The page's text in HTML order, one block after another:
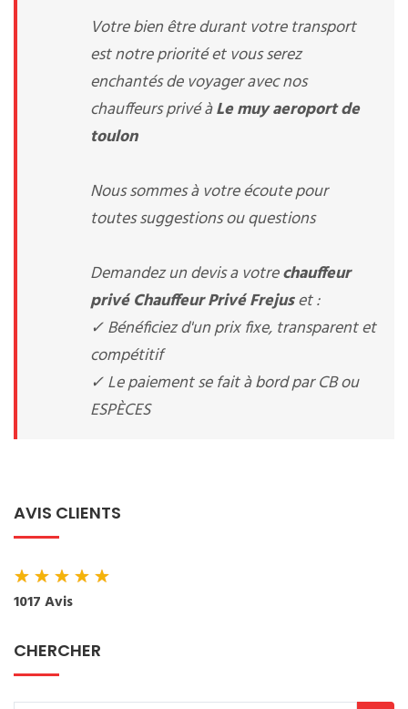
Votre bien être durant votre transport
est notre priorité et vous serez
enchantés de voyager avec nos
chauffeurs privé àLe muy aeroport de
toulon
Nous sommes à votre écoute pour
toutes suggestions ou questions
Demandez un devis a votrechauffeur
privé Chauffeur Privé Frejuset :
✓ Bénéficiez d'un prix fixe, transparent et
compétitif
✓ Le paiement se fait à bord par CB ou
ESPÈCES
AVIS CLIENTS
★★★★★
1017 Avis
CHERCHER